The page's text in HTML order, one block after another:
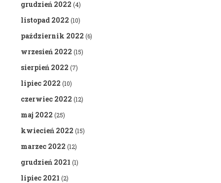
grudzień 2022 (4)
listopad 2022 (10)
październik 2022 (6)
wrzesień 2022 (15)
sierpień 2022 (7)
lipiec 2022 (10)
czerwiec 2022 (12)
maj 2022 (25)
kwiecień 2022 (15)
marzec 2022 (12)
grudzień 2021 (1)
lipiec 2021 (2)